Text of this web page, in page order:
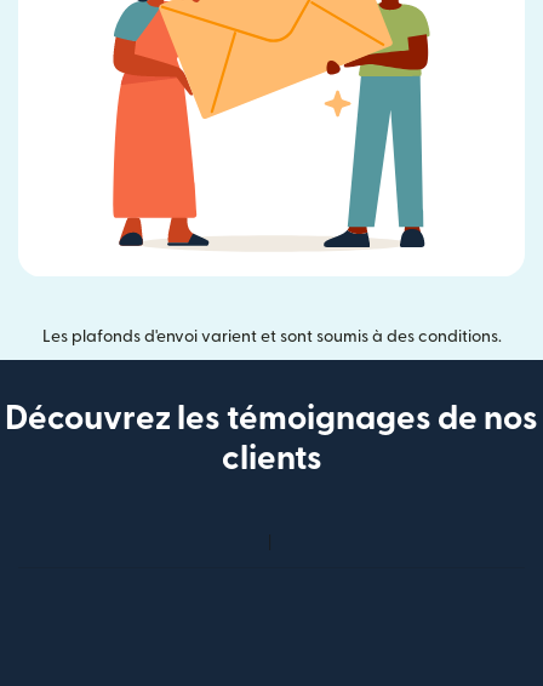
Les plafonds d'envoi varient et sont soumis à des conditions.
Découvrez les témoignages de nos
clients